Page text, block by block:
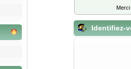
Identifiez-